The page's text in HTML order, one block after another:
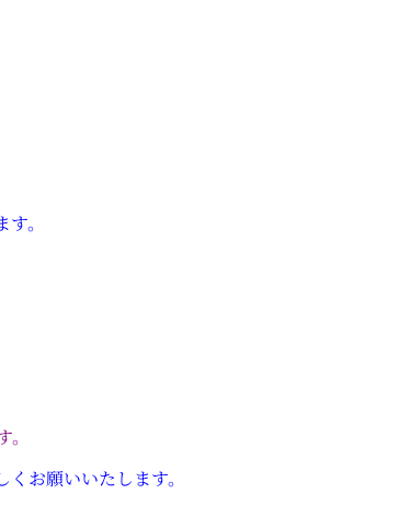
。
お願いいたします。